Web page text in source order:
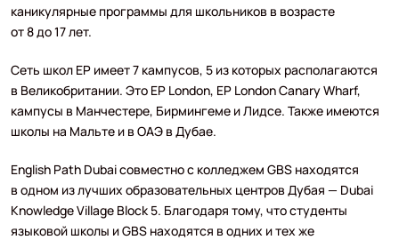
каникулярные программы для школьников в возрасте
от 8 до 17 лет.
Сеть школ EP имеет 7 кампусов, 5 из которых располагаются
в Великобритании. Это EP London, EP London Canary Wharf,
кампусы в Манчестере, Бирмингеме и Лидсе. Также имеются
школы на Мальте и в ОАЭ в Дубае.
English Path Dubai совместно с колледжем GBS находятся
в одном из лучших образовательных центров Дубая — Dubai
Knowledge Village Block 5. Благодаря тому, что студенты
языковой школы и GBS находятся в одних и тех же